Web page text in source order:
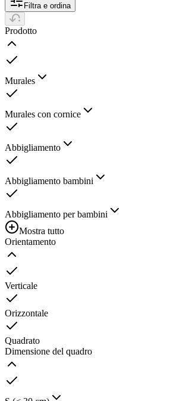
Filtra e ordina
Prodotto
Murales
Murales con cornice
Abbigliamento
Abbigliamento bambini
Abbigliamento per bambini
Mostra tutto
Orientamento
Verticale
Orizzontale
Quadrato
Dimensione del quadro